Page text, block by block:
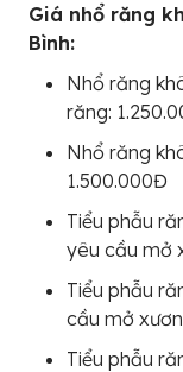
Giá nhổ răng
Bình:
Nhổ răng
răng:
Nhổ răng
1.500.000Đ
Tiểu phẫu
yêu cầu mở
Tiểu phẫu
cầu mở
Tiểu phẫu